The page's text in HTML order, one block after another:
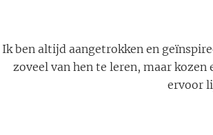
Ik ben altijd aangetrokken en
zoveel van hen te leren, maar
ervoor